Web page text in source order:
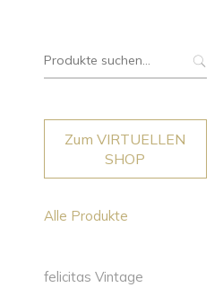
Suche
Zum VIRTUELLEN
SHOP
Alle Produkte
felicitas Vintage